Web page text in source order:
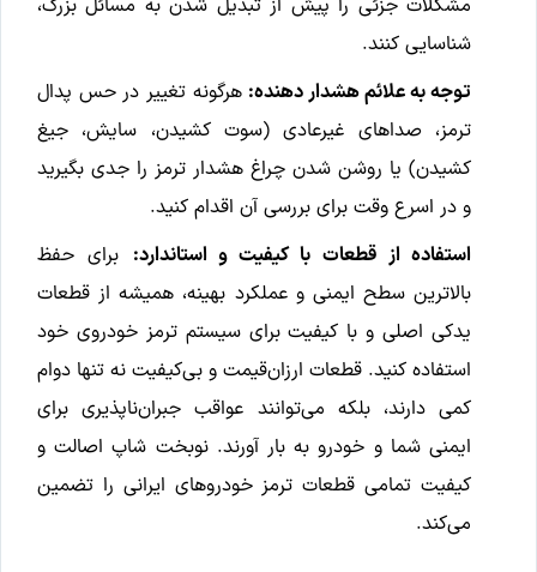
مشکلات جزئی را پیش از تبدیل شدن به مسائل بزرگ،
شناسایی کنند.
توجه به علائم هشدار دهنده: هرگونه تغییر در حس پدال
ترمز، صداهای غیرعادی (سوت کشیدن، سایش، جیغ
کشیدن) یا روشن شدن چراغ هشدار ترمز را جدی بگیرید
و در اسرع وقت برای بررسی آن اقدام کنید.
استفاده از قطعات با کیفیت و استاندارد: برای حفظ
بالاترین سطح ایمنی و عملکرد بهینه، همیشه از قطعات
یدکی اصلی و با کیفیت برای سیستم ترمز خودروی خود
استفاده کنید. قطعات ارزان‌قیمت و بی‌کیفیت نه تنها دوام
کمی دارند، بلکه می‌توانند عواقب جبران‌ناپذیری برای
ایمنی شما و خودرو به بار آورند. نوبخت شاپ اصالت و
کیفیت تمامی قطعات ترمز خودروهای ایرانی را تضمین
می‌کند.